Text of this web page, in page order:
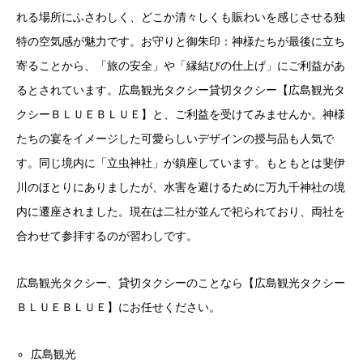
れる場所にふさわしく、どこか清々しくも賑わいを感じさせる独
特の空気感が魅力です。お守りと御朱印：神様たちが最後に立ち
寄ることから、「旅の安全」や「縁結びの仕上げ」にご利益があ
るとされています。広島観光タクシー貸切タクシー【広島観光タ
クシーＢＬＵＥＢＬＵＥ】と、ご利益を受けてみませんか。神様
たちの宴をイメージした可愛らしいデザインの授与品も人気で
す。同じ境内に「立虫神社」が鎮座しています。もともとは斐伊
川のほとりにありましたが、水害を避けるために万九千神社の境
内に遷座されました。現在は二社が並んで祀られており、両社を
合わせて参拝するのが習わしです。
広島観光タクシー、貸切タクシーのことなら【広島観光タクシー
ＢＬＵＥＢＬＵＥ】にお任せください。
広島観光